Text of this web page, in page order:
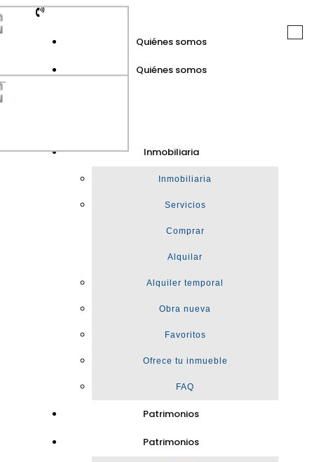
Quiénes somos
Quiénes somos
Inmobiliaria
Inmobiliaria
Servicios
Comprar
Alquilar
Alquiler temporal
Obra nueva
Favoritos
Ofrece tu inmueble
FAQ
Patrimonios
Patrimonios